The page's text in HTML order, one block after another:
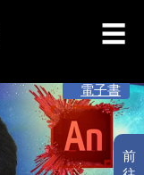
前
電子書